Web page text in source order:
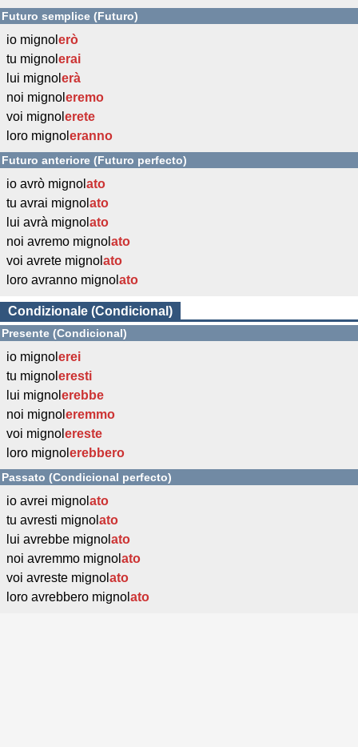
Futuro semplice (Futuro)
io mignol erò
tu mignol erai
lui mignol erà
noi mignol eremo
voi mignol erete
loro mignol eranno
Futuro anteriore (Futuro perfecto)
io avrò mignol ato
tu avrai mignol ato
lui avrà mignol ato
noi avremo mignol ato
voi avrete mignol ato
loro avranno mignol ato
Condizionale (Condicional)
Presente (Condicional)
io mignol erei
tu mignol eresti
lui mignol erebbe
noi mignol eremmo
voi mignol ereste
loro mignol erebbero
Passato (Condicional perfecto)
io avrei mignol ato
tu avresti mignol ato
lui avrebbe mignol ato
noi avremmo mignol ato
voi avreste mignol ato
loro avrebbero mignol ato